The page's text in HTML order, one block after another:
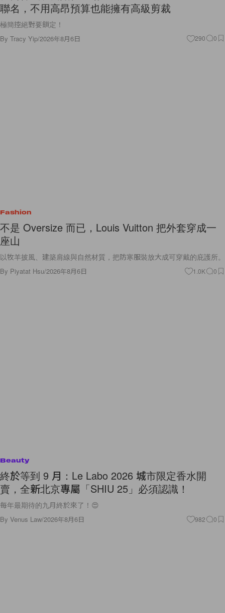
聯名，不用高昂預算也能擁有高級剪裁
極簡控絕對要鎖定！
By Tracy Yip/2026年8月6日 290 0
Fashion
不是 Oversize 而已，Louis Vuitton 把外套穿成一
座山
以牧羊披風、建築肩線與自然材質，把防寒服裝放大成可穿戴的庇護所。
By Piyatat Hsu/2026年8月6日 1.0K 0
Beauty
終於等到 9 月：Le Labo 2026 城市限定香水開
賣，全新北京專屬「SHIU 25」必須認識！
每年最期待的九月終於來了！😍
By Venus Law/2026年8月6日 982 0